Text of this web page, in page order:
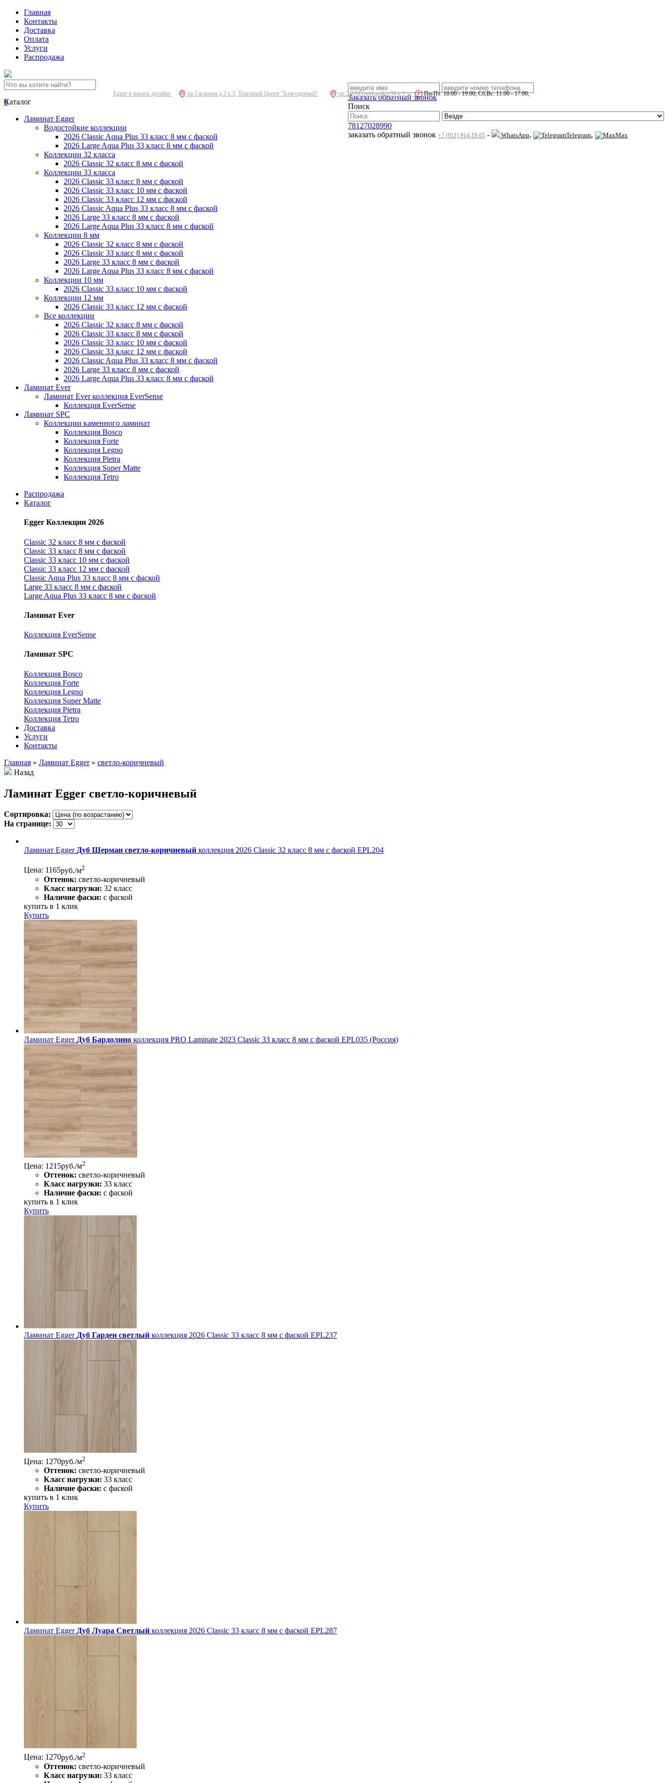
Главная
Контакты
Доставка
Оплата
Услуги
Распродажа
Egger в вашем дизайне пр.Гагарина д.2 к.3, Торговый Центр "Благодатный" пр.2-й Муринский д.34 к.1 Пн-Пт: 10:00 - 19:00; Сб,Вс: 11:00 - 17:00;
Заказать обратный звонок
Поиск
78127028990
заказать обратный звонок +7 (911) 914-19-65 - WhatsApp, Telegram, Max
0
Каталог
Ламинат Egger
Водостойкие коллекции
2026 Classic Aqua Plus 33 класс 8 мм с фаской
2026 Large Aqua Plus 33 класс 8 мм с фаской
Коллекции 32 класса
2026 Classic 32 класс 8 мм с фаской
Коллекции 33 класса
2026 Classic 33 класс 8 мм с фаской
2026 Classic 33 класс 10 мм с фаской
2026 Classic 33 класс 12 мм с фаской
2026 Classic Aqua Plus 33 класс 8 мм с фаской
2026 Large 33 класс 8 мм с фаской
2026 Large Aqua Plus 33 класс 8 мм с фаской
Коллекции 8 мм
2026 Classic 32 класс 8 мм с фаской
2026 Classic 33 класс 8 мм с фаской
2026 Large 33 класс 8 мм с фаской
2026 Large Aqua Plus 33 класс 8 мм с фаской
Коллекции 10 мм
2026 Classic 33 класс 10 мм с фаской
Коллекции 12 мм
2026 Classic 33 класс 12 мм с фаской
Все коллекции
2026 Classic 32 класс 8 мм с фаской
2026 Classic 33 класс 8 мм с фаской
2026 Classic 33 класс 10 мм с фаской
2026 Classic 33 класс 12 мм с фаской
2026 Classic Aqua Plus 33 класс 8 мм с фаской
2026 Large 33 класс 8 мм с фаской
2026 Large Aqua Plus 33 класс 8 мм с фаской
Ламинат Ever
Ламинат Ever коллекция EverSense
Коллекция EverSense
Ламинат SPC
Коллекции каменного ламинат
Коллекция Bosco
Коллекция Forte
Коллекция Legno
Коллекция Pietra
Коллекция Super Matte
Коллекция Tetro
Распродажа
Каталог
Egger Коллекции 2026
Classic 32 класс 8 мм с фаской
Classic 33 класс 8 мм с фаской
Classic 33 класс 10 мм с фаской
Classic 33 класс 12 мм с фаской
Classic Aqua Plus 33 класс 8 мм с фаской
Large 33 класс 8 мм с фаской
Large Aqua Plus 33 класс 8 мм с фаской
Ламинат Ever
Коллекция EverSense
Ламинат SPC
Коллекция Bosco
Коллекция Forte
Коллекция Legno
Коллекция Super Matte
Коллекция Pietra
Коллекция Tetro
Доставка
Услуги
Контакты
Главная » Ламинат Egger » светло-коричневый
Назад
Ламинат Egger светло-коричневый
Сортировка:
На странице:
Ламинат EggerДуб Шерман светло-коричневый коллекция 2026 Classic 32 класс 8 мм с фаской EPL204
Цена: 1165руб./м2
Оттенок: светло-коричневый
Класс нагрузки: 32 класс
Наличие фаски: с фаской
купить в 1 клик
Купить
Ламинат Egger Дуб Бардолино коллекция PRO Laminate 2023 Classic 33 класс 8 мм с фаской EPL035 (Россия)
Цена: 1215руб./м2
Оттенок: светло-коричневый
Класс нагрузки: 33 класс
Наличие фаски: с фаской
купить в 1 клик
Купить
Ламинат Egger Дуб Гарден светлый коллекция 2026 Classic 33 класс 8 мм с фаской EPL237
Цена: 1270руб./м2
Оттенок: светло-коричневый
Класс нагрузки: 33 класс
Наличие фаски: с фаской
купить в 1 клик
Купить
Ламинат Egger Дуб Луара Светлый коллекция 2026 Classic 33 класс 8 мм с фаской EPL287
Цена: 1270руб./м2
Оттенок: светло-коричневый
Класс нагрузки: 33 класс